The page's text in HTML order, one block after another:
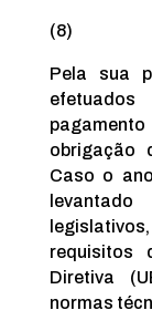
(8)
Pela sua
obrigação
Caso o
requisitos
Diretiva
normas